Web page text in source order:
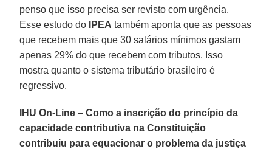
penso que isso precisa ser revisto com urgência.
Esse estudo do
IPEA também aponta que as pessoas
que recebem mais que 30 salários mínimos gastam
apenas 29% do que recebem com tributos. Isso
mostra quanto o sistema tributário brasileiro é
regressivo.
IHU On-Line – Como a inscrição do princípio da
capacidade contributiva na Constituição
contribuiu para equacionar o problema da justiça